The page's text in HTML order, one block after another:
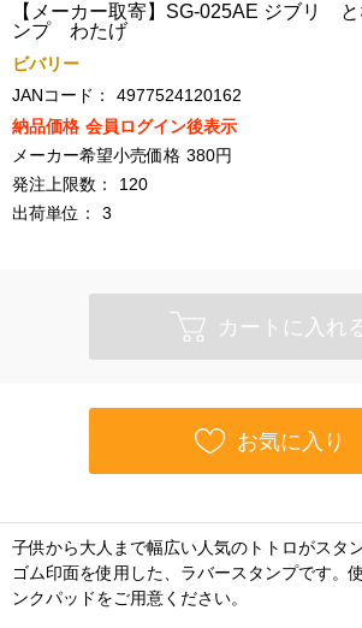
【メーカー取寄】SG-025AE ジブリ
ンプ わたげ
ビバリー
JANコード：
4977524120162
納品価格 会員ログイン後表示
メーカー希望小売価格 380円
発注上限数：
120
出荷単位：
3
カートに入れ
お気に入り
子供から大人まで幅広い人気のトトロがスタ
ゴム印面を使用した、ラバースタンプです。
ンクパッドをご用意ください。